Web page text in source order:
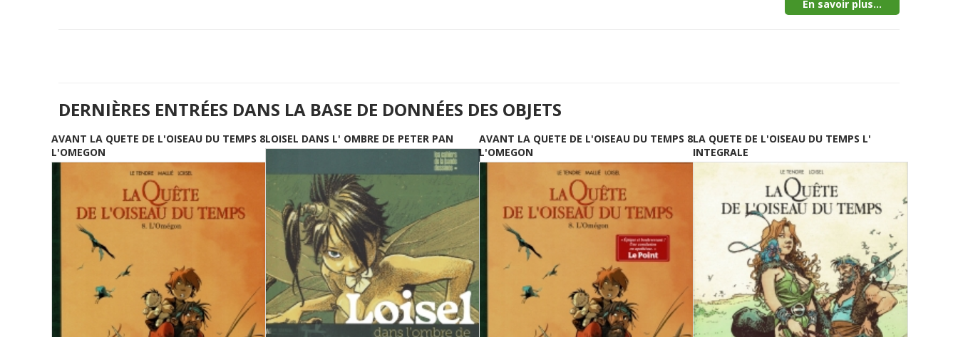
En savoir plus...
DERNIÈRES ENTRÉES DANS LA BASE DE DONNÉES DES OBJETS
AVANT LA QUETE DE L'OISEAU DU TEMPS 8
L'OMEGON
LOISEL DANS L' OMBRE DE PETER PAN
AVANT LA QUETE DE L'OISEAU DU TEMPS 8
L'OMEGON
LA QUETE DE L'OISEAU DU TEMPS L'
INTEGRALE